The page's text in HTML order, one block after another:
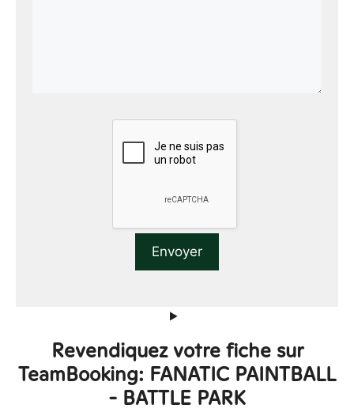
Revendiquez votre fiche sur
TeamBooking: FANATIC PAINTBALL
- BATTLE PARK